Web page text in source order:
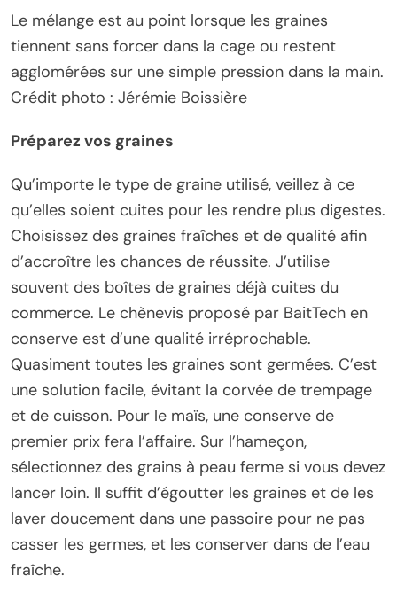
Le mélange est au point lorsque les graines
tiennent sans forcer dans la cage ou restent
agglomérées sur une simple pression dans la main.
Crédit photo : Jérémie Boissière
Préparez vos graines
Qu’importe le type de graine utilisé, veillez à ce
qu’elles soient cuites pour les rendre plus digestes.
Choisissez des graines fraîches et de qualité afin
d’accroître les chances de réussite. J’utilise
souvent des boîtes de graines déjà cuites du
commerce. Le chènevis proposé par BaitTech en
conserve est d’une qualité irréprochable.
Quasiment toutes les graines sont germées. C’est
une solution facile, évitant la corvée de trempage
et de cuisson. Pour le maïs, une conserve de
premier prix fera l’affaire. Sur l’hameçon,
sélectionnez des grains à peau ferme si vous devez
lancer loin. Il suffit d’égoutter les graines et de les
laver doucement dans une passoire pour ne pas
casser les germes, et les conserver dans de l’eau
fraîche.